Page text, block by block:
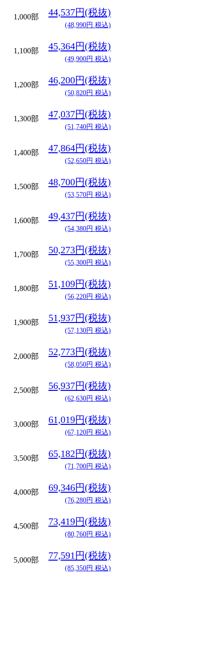
1,000部 44,537円(税抜)
(48,990円 税込)
1,100部 45,364円(税抜)
(49,900円 税込)
1,200部 46,200円(税抜)
(50,820円 税込)
1,300部 47,037円(税抜)
(51,740円 税込)
1,400部 47,864円(税抜)
(52,650円 税込)
1,500部 48,700円(税抜)
(53,570円 税込)
1,600部 49,437円(税抜)
(54,380円 税込)
1,700部 50,273円(税抜)
(55,300円 税込)
1,800部 51,109円(税抜)
(56,220円 税込)
1,900部 51,937円(税抜)
(57,130円 税込)
2,000部 52,773円(税抜)
(58,050円 税込)
2,500部 56,937円(税抜)
(62,630円 税込)
3,000部 61,019円(税抜)
(67,120円 税込)
3,500部 65,182円(税抜)
(71,700円 税込)
4,000部 69,346円(税抜)
(76,280円 税込)
4,500部 73,419円(税抜)
(80,760円 税込)
5,000部 77,591円(税抜)
(85,350円 税込)